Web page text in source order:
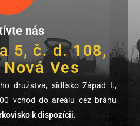
nás
5, č. d. 108,
Ves
družstva, sídlisko Západ I.,
vchod do areálu cez bránu
k dispozícii.